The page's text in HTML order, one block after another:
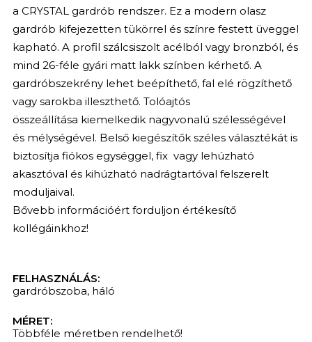
a CRYSTAL gardrób rendszer. Ez a modern olasz
gardrób kifejezetten tükörrel és színre festett üveggel
kapható. A profil szálcsiszolt acélból vagy bronzból, és
mind 26-féle gyári matt lakk színben kérhető. A
gardróbszekrény lehet beépíthető, fal elé rögzíthető
vagy sarokba illeszthető. Tolóajtós
összeállítása kiemelkedik nagyvonalú szélességével
és mélységével. Belső kiegészítők széles választékát is
biztosítja fiókos egységgel, fix vagy lehúzható
akasztóval és kihúzható nadrágtartóval felszerelt
moduljaival.
Bővebb információért forduljon értékesítő
kollégáinkhoz!
FELHASZNÁLÁS:
gardróbszoba, háló
MÉRET:
Többféle méretben rendelhető!